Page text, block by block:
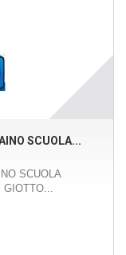
SCUOLA...
SCUOLA
GIOTTO...